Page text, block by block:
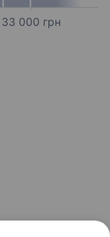
33 000 грн